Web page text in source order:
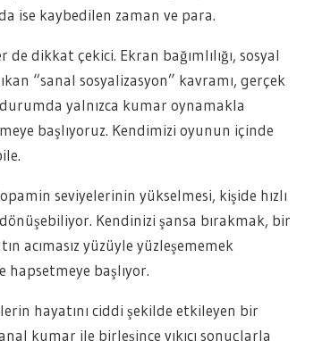
ise kaybedilen zaman ve para.
dikkat çekici. Ekran bağımlılığı, sosyal
“sanal sosyalizasyon” kavramı, gerçek
yalnızca kumar oynamakla
başlıyoruz. Kendimizi oyunun içinde
seviyelerinin yükselmesi, kişide hızlı
Kendinizi şansa bırakmak, bir
acımasız yüzüyle yüzleşememek
hapsetmeye başlıyor.
hayatını ciddi şekilde etkileyen bir
kumar ile birleşince yıkıcı sonuçlarla